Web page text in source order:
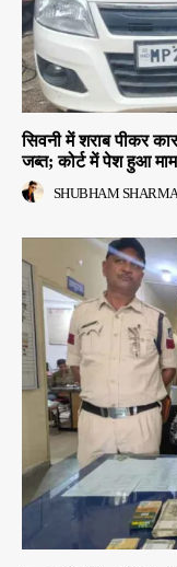
सिवनी में शराब पीकर
जब्त; कोर्ट में पेश हुआ
SHUBHAM SHARMA